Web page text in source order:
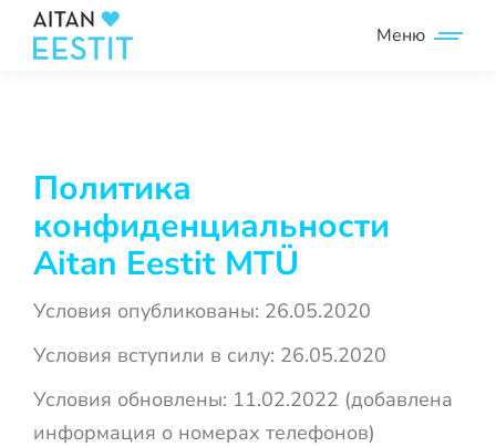
Политика
конфиденциальности
Aitan Eestit MTÜ
Условия опубликованы: 26.05.2020
Условия вступили в силу: 26.05.2020
Условия обновлены: 11.02.2022 (добавлена
информация о номерах телефонов)